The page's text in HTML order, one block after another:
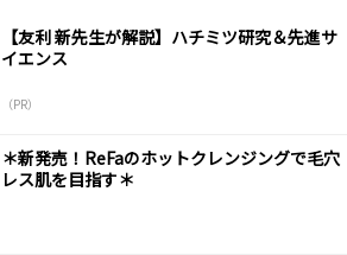
【友利 新先生が解説】ハチミツ研究＆先進サ
イエンス
（PR）
＊新発売！ReFaのホットクレンジングで毛穴
レス肌を目指す＊